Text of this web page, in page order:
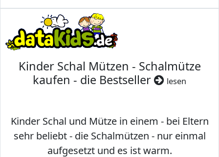
Kinder Schal Mützen - Schalmütze
kaufen - die Bestseller
lesen
Kinder Schal und Mütze in einem - bei Eltern
sehr beliebt - die Schalmützen - nur einmal
aufgesetzt und es ist warm.